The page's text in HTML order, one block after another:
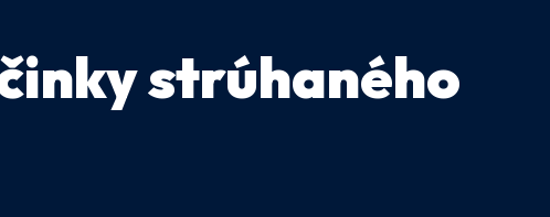
strúhaného